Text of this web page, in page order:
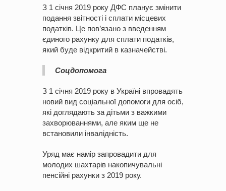
З 1 січня 2019 року ДФС планує змінити
подання звітності і сплати місцевих
податків. Це пов’язано з введенням
єдиного рахунку для сплати податків,
який буде відкритий в казначействі.
Соцдопомога
З 1 січня 2019 року в Україні впровадять
новий вид соціальної допомоги для осіб,
які доглядають за дітьми з важкими
захворюваннями, але яким ще не
встановили інвалідність.
Уряд має намір запровадити для
молодих шахтарів накопичувальні
пенсійні рахунки з 2019 року.